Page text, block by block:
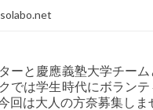
ーと慶應義塾大学チー
では学生時代にボラン
回は大人の方奈募集しま